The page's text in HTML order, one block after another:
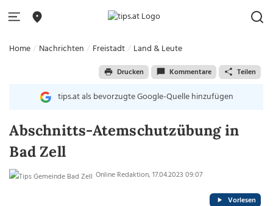
Home Nachrichten Freistadt Land & Leute
Drucken Kommentare Teilen
tips.at als bevorzugte Google-Quelle hinzufügen
Abschnitts-Atemschutzübung in
Bad Zell
Online Redaktion, 17.04.2023 09:07
Vorlesen